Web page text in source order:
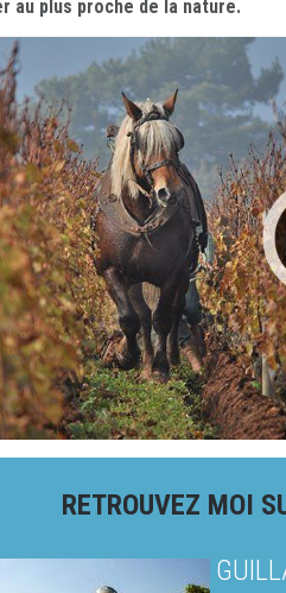
au plus proche de la nature.
RETROUVEZ MOI